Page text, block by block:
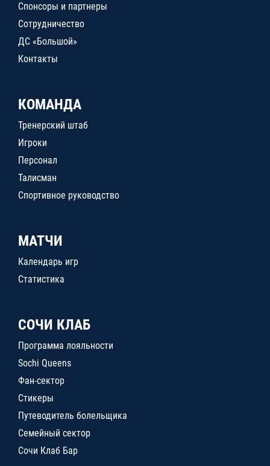
Спонсоры и партнеры
Сотрудничество
ДС «Большой»
Контакты
КОМАНДА
Тренерский штаб
Игроки
Персонал
Талисман
Спортивное руководство
МАТЧИ
Календарь игр
Статистика
СОЧИ КЛАБ
Программа лояльности
Sochi Queens
Фан-сектор
Стикеры
Путеводитель болельщика
Семейный сектор
Сочи Клаб Бар